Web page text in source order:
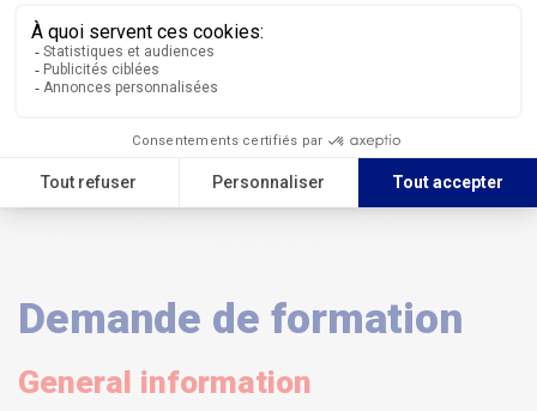
accompagnent les professeurs dans l’adoption de pratiques
évaluatives.
Demande de formation
General information